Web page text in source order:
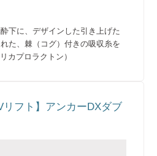
下に、デザインした引き上げた
た、棘（コグ）付きの吸収糸を
カプロラクトン）
リフト】アンカーDXダブ